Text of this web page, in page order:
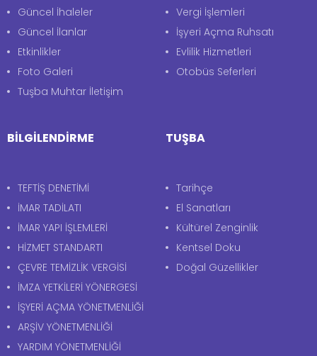
Güncel İhaleler
Güncel İlanlar
Etkinlikler
Foto Galeri
Tuşba Muhtar İletişim
Vergi İşlemleri
İşyeri Açma Ruhsatı
Evlilik Hizmetleri
Otobüs Seferleri
BİLGİLENDİRME
TEFTİŞ DENETİMİ
İMAR TADİLATI
İMAR YAPI İŞLEMLERİ
HİZMET STANDARTI
ÇEVRE TEMİZLİK VERGİSİ
İMZA YETKİLERİ YÖNERGESİ
İŞYERİ AÇMA YÖNETMENLİĞİ
ARŞİV YÖNETMENLİĞİ
YARDIM YÖNETMENLİĞİ
TUŞBA
Tarihçe
El Sanatları
Kültürel Zenginlik
Kentsel Doku
Doğal Güzellikler